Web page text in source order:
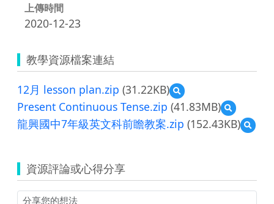
上傳時間
2020-12-23
教學資源檔案連結
12月 lesson plan.zip (31.22KB)
預
覽
12
月
Present Continuous Tense.zip (41.83MB)
預
覽
Present
龍興國中7年級英文科前瞻教案.zip (152.43KB)
預
覽
中
7
資源評論或心得分享